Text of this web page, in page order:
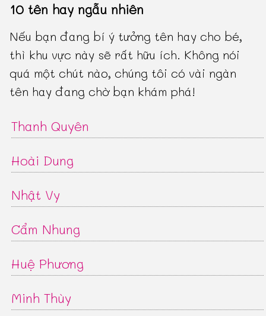
10 tên hay ngẫu nhiên
Nếu bạn đang bí ý tưởng tên hay cho bé,
thì khu vực này sẽ rất hữu ích. Không nói
quá một chút nào, chúng tôi có vài ngàn
tên hay đang chờ bạn khám phá!
Thanh Quyên
Hoài Dung
Nhật Vy
Cẩm Nhung
Huệ Phương
Minh Thùy